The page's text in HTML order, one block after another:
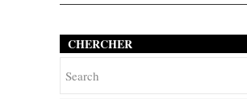
CHERCHER